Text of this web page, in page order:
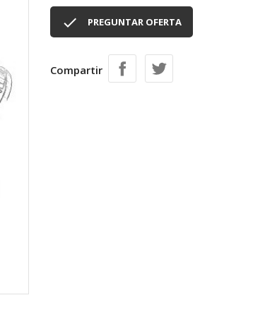
 PREGUNTAR OFERTA
Compartir